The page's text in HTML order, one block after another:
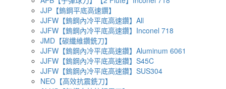
JJP【鎢鋼平底高速鑽】
JJFW【鎢鋼內冷平底高速鑽】All
JJFW【鎢鋼內冷平底高速鑽】Inconel 718
JMD【碳纖維鑽銑刀】
JJFW【鎢鋼內冷平底高速鑽】Aluminum 6061
JJFW【鎢鋼內冷平底高速鑽】S45C
JJFW【鎢鋼內冷平底高速鑽】SUS304
NEO【高效抗震銑刀】